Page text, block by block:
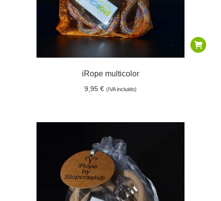
iRope multicolor
9,95 € (IVA incluido)